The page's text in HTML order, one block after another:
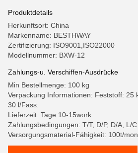
Produktdetails
Herkunftsort: China
Markenname: BESTHWAY
Zertifizierung: ISO9001,ISO22000
Modellnummer: BXW-12
Zahlungs-u. Verschiffen-Ausdrücke
Min Bestellmenge: 100 kg
Verpackung Informationen: Feststoff: 25
30 l/Fass.
Lieferzeit: Tage 10-15work
Zahlungsbedingungen: T/T, D/P, D/A, L/C
Versorgungsmaterial-Fähigkeit: 100t/